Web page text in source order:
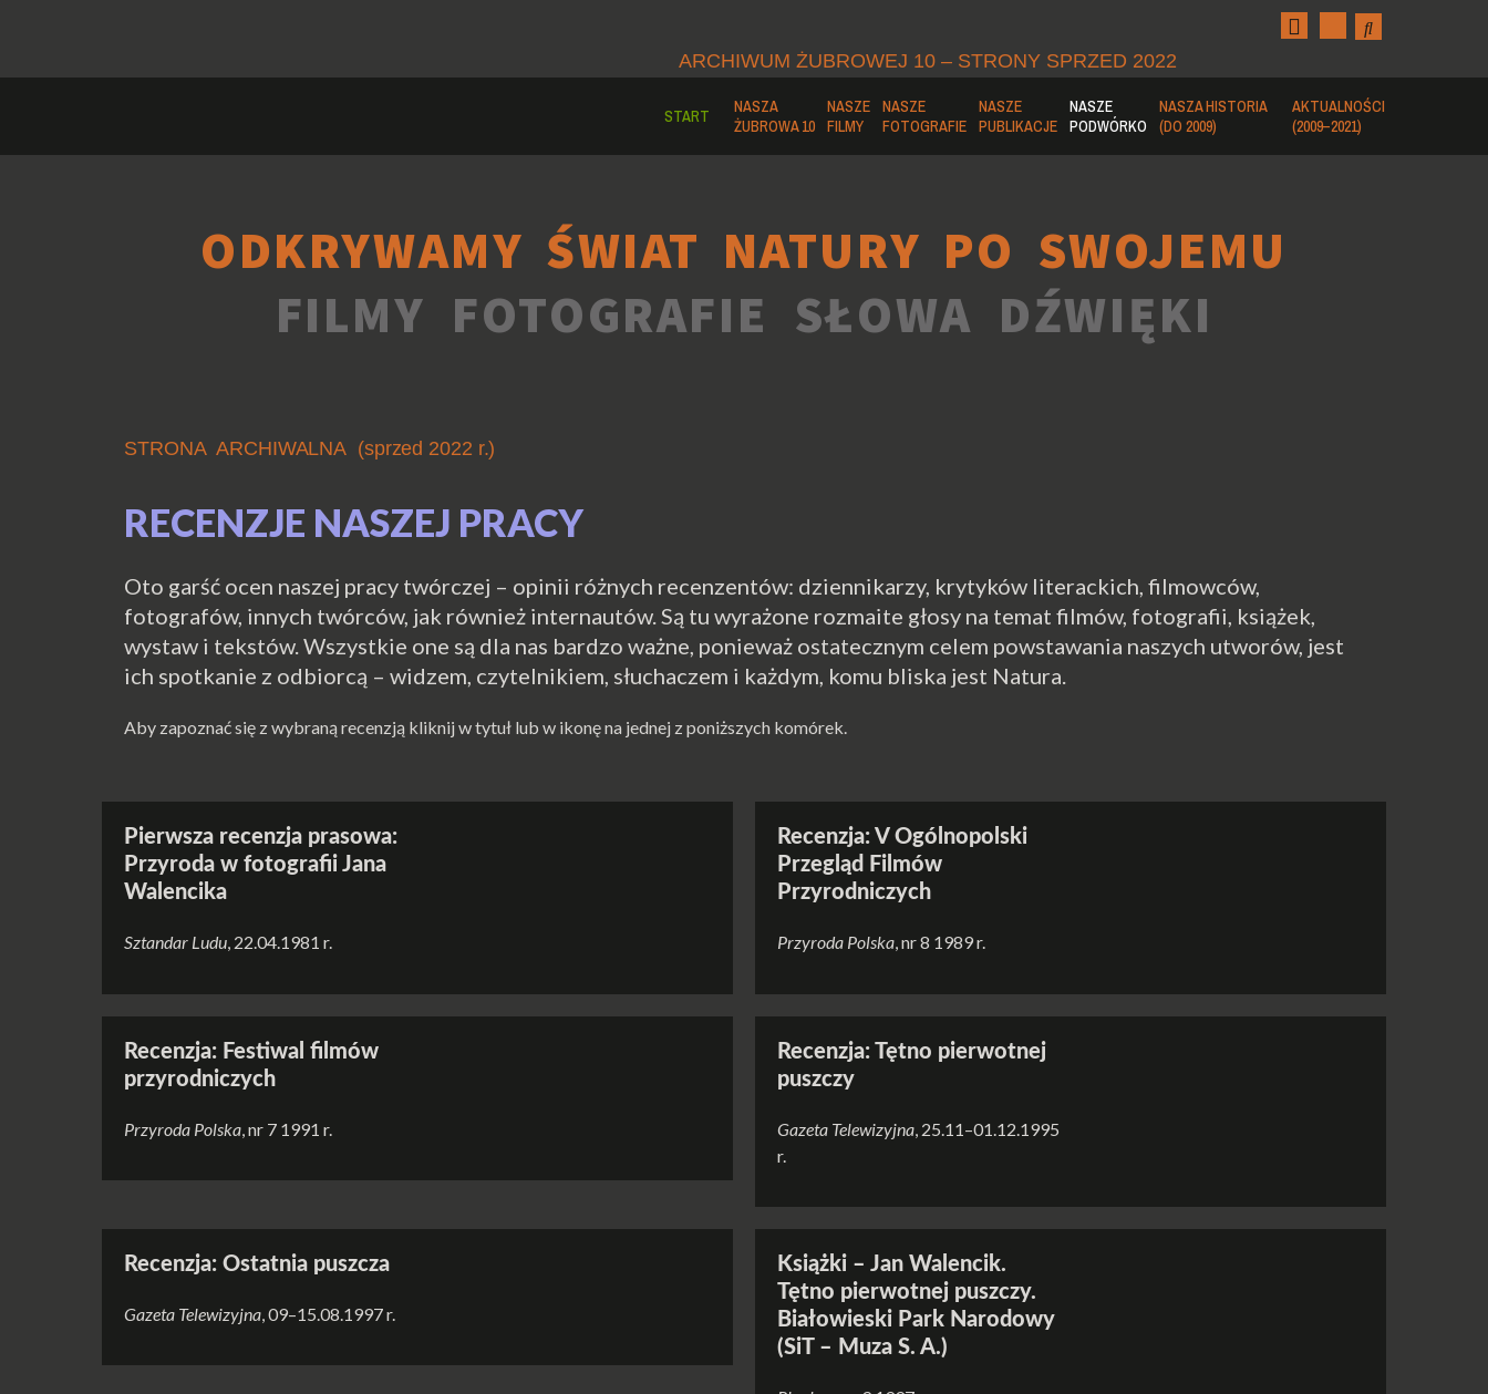
ARCHIWUM ŻUBROWEJ 10 – STRONY SPRZED 2022
START
NASZA
ŻUBROWA 10
NASZE
FILMY
NASZE
FOTOGRAFIE
NASZE
PUBLIKACJE
NASZE
PODWÓRKO
NASZA HISTORIA
(DO 2009)
AKTUALNOŚCI
(2009–2021)
ODKRYWAMY ŚWIAT NATURY PO SWOJEMU
FILMY FOTOGRAFIE SŁOWA DŹWIĘKI
STRONA ARCHIWALNA (sprzed 2022 r.)
RECENZJE NASZEJ PRACY
Oto garść ocen naszej pracy twórczej – opinii różnych recenzentów: dziennikarzy, krytyków literackich, filmowców,
fotografów, innych twórców, jak również internautów. Są tu wyrażone rozmaite głosy na temat filmów, fotografii, książek,
wystaw i tekstów. Wszystkie one są dla nas bardzo ważne, ponieważ ostatecznym celem powstawania naszych utworów, jest
ich spotkanie z odbiorcą – widzem, czytelnikiem, słuchaczem i każdym, komu bliska jest Natura.
Aby zapoznać się z wybraną recenzją kliknij w tytuł lub w ikonę na jednej z poniższych komórek.
Pierwsza recenzja prasowa:
Przyroda w fotografii Jana
Walencika
Sztandar Ludu, 22.04.1981 r.
Recenzja: V Ogólnopolski
Przegląd Filmów
Przyrodniczych
Przyroda Polska, nr 8 1989 r.
Recenzja: Festiwal filmów
przyrodniczych
Przyroda Polska , nr 7 1991 r.
Recenzja: Tętno pierwotnej
puszczy
Gazeta Telewizyjna , 25.11–01.12.1995
r.
Recenzja: Ostatnia puszcza
Gazeta Telewizyjna, 09–15.08.1997 r.
Książki – Jan Walencik.
Tętno pierwotnej puszczy.
Białowieski Park Narodowy
(SiT – Muza S. A.)